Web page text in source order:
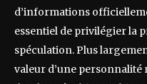
d’informations
essentiel de privilégier la
spéculation. Plus
valeur d’une personnalité